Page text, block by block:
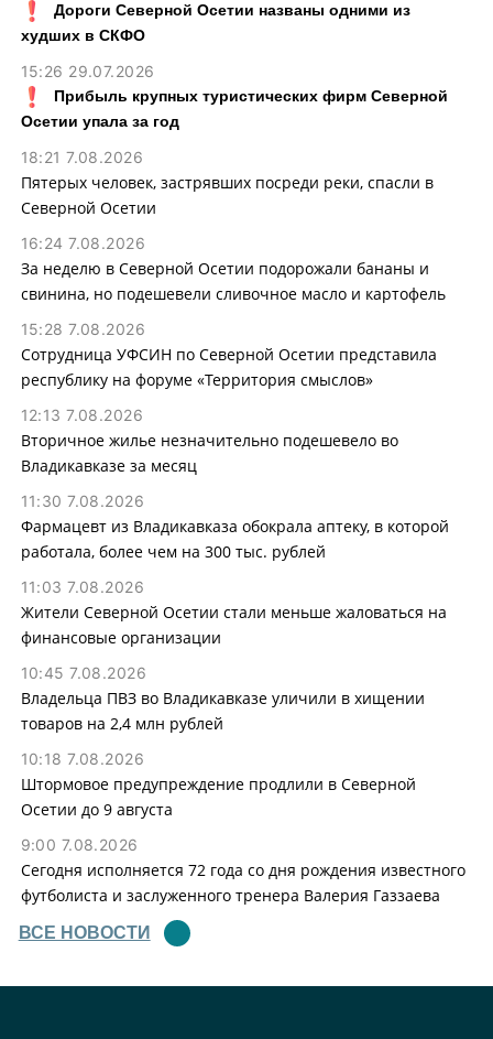
Дороги Северной Осетии названы одними из
худших в СКФО
15:26 29.07.2026
Прибыль крупных туристических фирм Северной
Осетии упала за год
18:21 7.08.2026
Пятерых человек, застрявших посреди реки, спасли в
Северной Осетии
16:24 7.08.2026
За неделю в Северной Осетии подорожали бананы и
свинина, но подешевели сливочное масло и картофель
15:28 7.08.2026
Сотрудница УФСИН по Северной Осетии представила
республику на форуме «Территория смыслов»
12:13 7.08.2026
Вторичное жилье незначительно подешевело во
Владикавказе за месяц
11:30 7.08.2026
Фармацевт из Владикавказа обокрала аптеку, в которой
работала, более чем на 300 тыс. рублей
11:03 7.08.2026
Жители Северной Осетии стали меньше жаловаться на
финансовые организации
10:45 7.08.2026
Владельца ПВЗ во Владикавказе уличили в хищении
товаров на 2,4 млн рублей
10:18 7.08.2026
Штормовое предупреждение продлили в Северной
Осетии до 9 августа
9:00 7.08.2026
Сегодня исполняется 72 года со дня рождения известного
футболиста и заслуженного тренера Валерия Газзаева
ВСЕ НОВОСТИ